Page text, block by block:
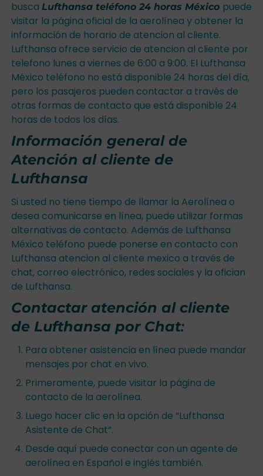
busca Lufthansa teléfono 24 horas México puede
visitar la página oficial de la aerolínea y obtener la
información de horario de atencion al cliente.
Lufthansa ofrece servicio de atencion al cliente por
telefono lunes a viernes de 6:00 a 9:00. El Lufthansa
México teléfono no está disponible 24 horas del día,
pero los pasajeros pueden contactar a través de
otras formas de contacto que está disponible 24
horas de todos los días.
Información general de
Atención al cliente de
Lufthansa
Si usted no tiene tiempo de llamar la Aerolínea o
desea comunicarse en línea, puede utilizar formas
alternativas de contacto. Además de Lufthansa
México teléfono puede ponerse en contacto con
Lufthansa atencion al cliente mexico a través de
chat, correo electrónico, redes sociales y la ofician
de Lufthansa.
Contactar atención al cliente
de Lufthansa por Chat:
Para obtener asistencia en línea puede mandar
mensajes por chat en vivo.
Primeramente, puede visitar la página de
contacto de la aerolínea.
Luego hacer clic en la opción de “Lufthansa
Asistente de Chat”.
Desde aquí puede conectar con un agente de
aerolínea en Español e inglés también.